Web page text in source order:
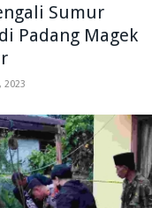
Sumur
Padang Magek
2023